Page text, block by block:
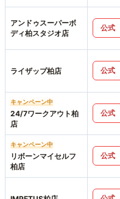
アンドゥスーパーボ
ディ柏スタジオ店
公式
ライザップ柏店 公式
キャンペーン中
24/7ワークアウト柏
店
公式
キャンペーン中
リボーンマイセルフ
柏店
公式